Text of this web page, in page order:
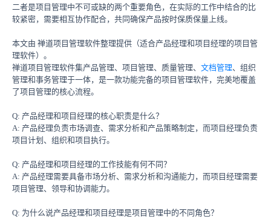
二者是项目管理中不可或缺的两个重要角色，在实际的工作中结合的比
较紧密，需要相互协作配合，共同确保产品按时保质保量上线。
本文由 禅道项目管理软件整理提供（适合产品经理和项目经理的项目管
理软件）。
禅道项目管理软件集产品管理、项目管理、质量管理、 文档管理、组织
管理和事务管理于一体，是一款功能完备的项目管理软件，完美地覆盖
了项目管理的核心流程。
Q: 产品经理和项目经理的核心职责是什么？
A: 产品经理负责市场调查、需求分析和产品策略制定，而项目经理负责
项目计划、组织和项目执行。
Q: 产品经理和项目经理的工作技能有何不同？
A: 产品经理需要具备市场分析、需求分析和沟通能力，而项目经理需要
项目管理、领导和协调能力。
Q: 为什么说产品经理和项目经理是项目管理中的不同角色？